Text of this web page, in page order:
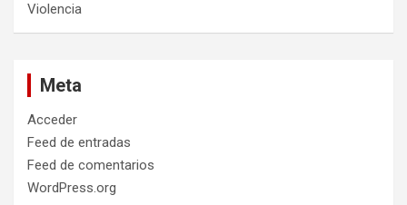
Violencia
Meta
Acceder
Feed de entradas
Feed de comentarios
WordPress.org